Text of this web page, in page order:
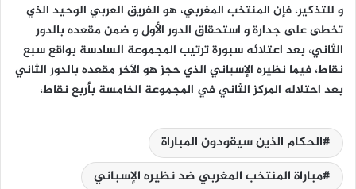
و للتذكير، فإن المنتخب المغربي، هو الفريق العربي الوحيد الذي
تخطى على جدارة و استحقاق الدور الأول و ضمن مقعده بالدور
الثاني، بعد اعتلائه سبورة ترتيب المجموعة السادسة بواقع سبع
نقاط، فيما نظيره الإسباني الذي حجز هو الآخر مقعده بالدور الثاني
بعد احتلاله المركز الثاني في المجموعة الخامسة بأربع نقاط،
الحكام الذين سيقودون المباراة
مباراة المنتخب المغربي ضد نظيره الإسباني